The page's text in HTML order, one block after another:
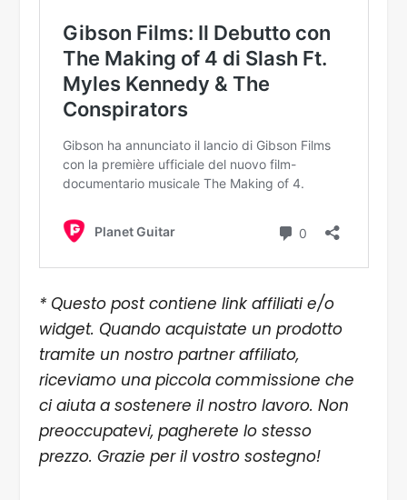
* Questo post contiene link affiliati e/o
widget. Quando acquistate un prodotto
tramite un nostro partner affiliato,
riceviamo una piccola commissione che
ci aiuta a sostenere il nostro lavoro. Non
preoccupatevi, pagherete lo stesso
prezzo. Grazie per il vostro sostegno!